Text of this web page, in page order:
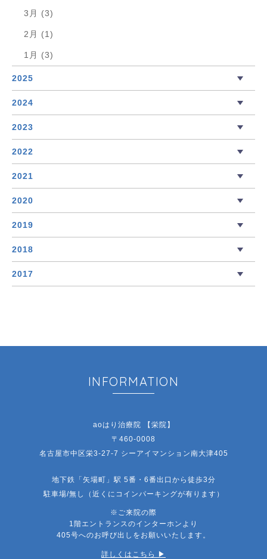
3月 (3)
2月 (1)
1月 (3)
2025
2024
2023
2022
2021
2020
2019
2018
2017
INFORMATION
aoはり治療院 【栄院】
〒460-0008
名古屋市中区栄3-27-7 シーアイマンション南大津405
地下鉄「矢場町」駅 5番・6番出口から徒歩3分
駐車場/無し（近くにコインパーキングが有ります）
※ご来院の際
1階エントランスのインターホンより
405号へのお呼び出しをお願いいたします。
詳しくはこちら ▶︎